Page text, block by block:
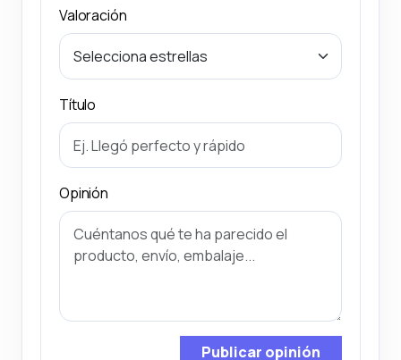
Valoración
Título
Opinión
Publicar opinión